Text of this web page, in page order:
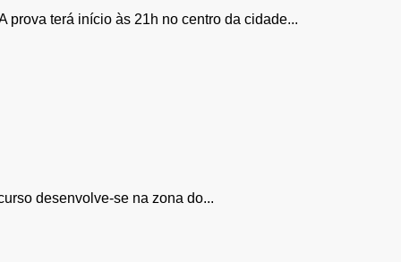
prova terá início às 21h no centro da cidade...
desenvolve-se na zona do...